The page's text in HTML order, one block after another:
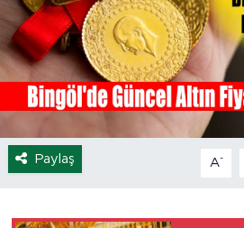
Paylaş A-
Sağlık
Eğitim
Ekonomi
Hava Durumu